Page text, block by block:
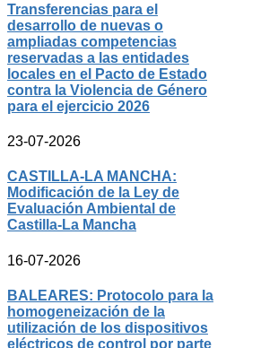
Transferencias para el
desarrollo de nuevas o
ampliadas competencias
reservadas a las entidades
locales en el Pacto de Estado
contra la Violencia de Género
para el ejercicio 2026
23-07-2026
CASTILLA-LA MANCHA:
Modificación de la Ley de
Evaluación Ambiental de
Castilla-La Mancha
16-07-2026
BALEARES: Protocolo para la
homogeneización de la
utilización de los dispositivos
eléctricos de control por parte